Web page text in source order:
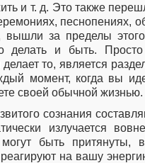
и т. д. Это также
песнопениях,
за пределы
делать и быть.
делает то, является
момент, когда вы
своей обычной жизнью.
сознания
излучается
быть притянуты,
реагируют на вашу